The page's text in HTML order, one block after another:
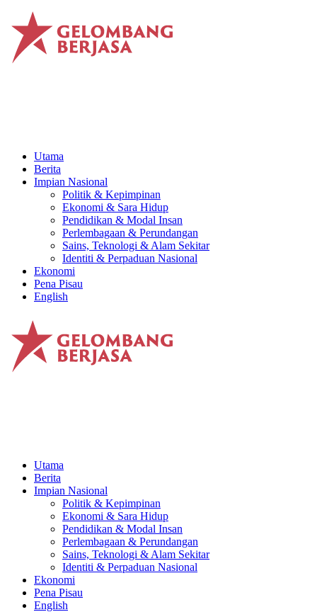
Utama
Berita
Impian Nasional
Politik & Kepimpinan
Ekonomi & Sara Hidup
Pendidikan & Modal Insan
Perlembagaan & Perundangan
Sains, Teknologi & Alam Sekitar
Identiti & Perpaduan Nasional
Ekonomi
Pena Pisau
English
Utama
Berita
Impian Nasional
Politik & Kepimpinan
Ekonomi & Sara Hidup
Pendidikan & Modal Insan
Perlembagaan & Perundangan
Sains, Teknologi & Alam Sekitar
Identiti & Perpaduan Nasional
Ekonomi
Pena Pisau
English